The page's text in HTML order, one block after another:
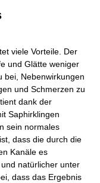
viele Vorteile. Der
und Glätte weniger
bei, Nebenwirkungen
und Schmerzen zu
dank der
Saphirklingen
sein normales
dass die durch die
Kanäle es
natürlicher unter
dass das Ergebnis